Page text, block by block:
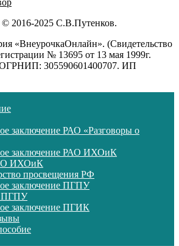
2016-2025 С.В.Путенков.
«ВнеурочкаОнлайн». (Свидетельство
№ 13695 от 13 мая 1999г.
305590601400707. ИП
заключение РАО «Разговоры о
заключение РАО ИХОиК
ИХОиК
просвещения РФ
заключение ПГПУ
ПГПУ
заключение ПГИК